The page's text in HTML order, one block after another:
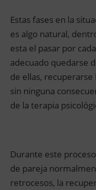
Estas fases en la
es algo natural,
esta el pasar por
adecuado quedarse
de ellas,
sin ninguna
de la terapia
Durante este
de pareja
retrocesos, la